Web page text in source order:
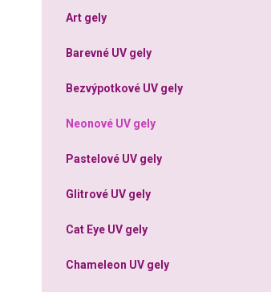
Art gely
Barevné UV gely
Bezvýpotkové UV gely
Neonové UV gely
Pastelové UV gely
Glitrové UV gely
Cat Eye UV gely
Chameleon UV gely